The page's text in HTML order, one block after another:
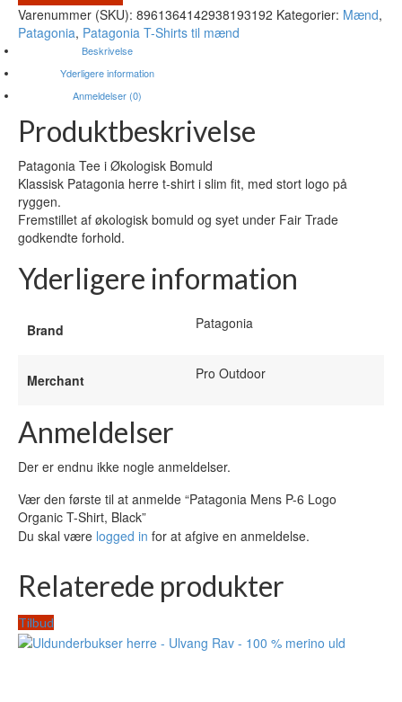
Varenummer (SKU): 8961364142938193192 Kategorier: Mænd,
Patagonia, Patagonia T-Shirts til mænd
Beskrivelse
Yderligere information
Anmeldelser (0)
Produktbeskrivelse
Patagonia Tee i Økologisk Bomuld
Klassisk Patagonia herre t-shirt i slim fit, med stort logo på
ryggen.
Fremstillet af økologisk bomuld og syet under Fair Trade
godkendte forhold.
Yderligere information
Brand Patagonia
Merchant Pro Outdoor
Anmeldelser
Der er endnu ikke nogle anmeldelser.
Vær den første til at anmelde “Patagonia Mens P-6 Logo
Organic T-Shirt, Black”
Du skal være logged in for at afgive en anmeldelse.
Relaterede produkter
Tilbud